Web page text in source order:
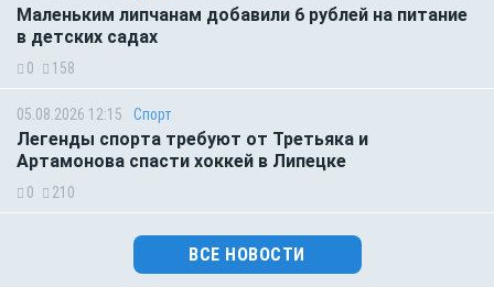
Маленьким липчанам добавили 6 рублей на питание
в детских садах
0 158
05.08.2026 12:15 Спорт
Легенды спорта требуют от Третьяка и
Артамонова спасти хоккей в Липецке
0 210
ВСЕ НОВОСТИ